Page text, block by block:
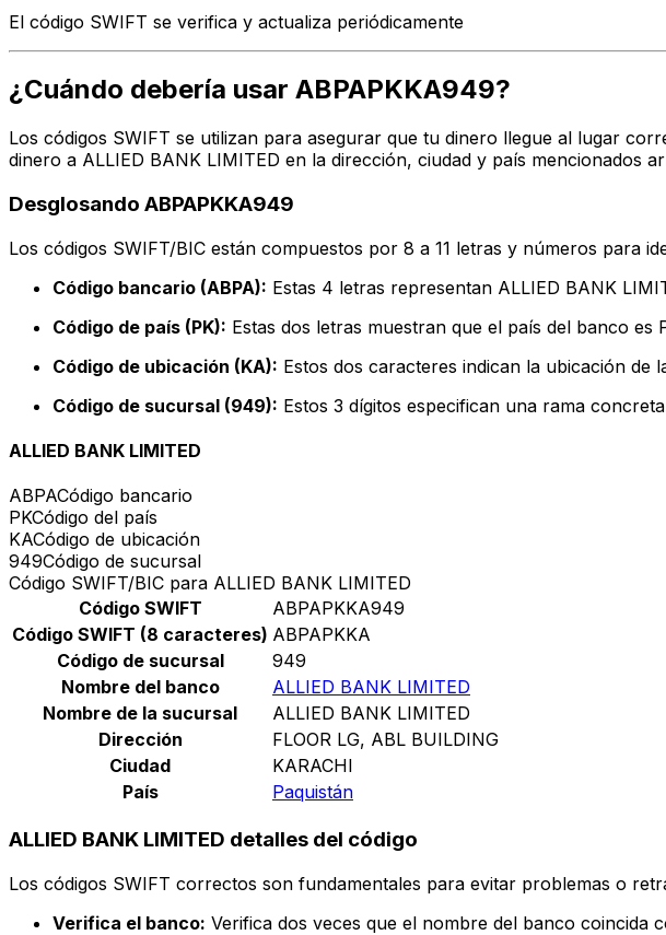
El código SWIFT se verifica y actualiza periódicamente
¿Cuándo debería usar ABPAPKKA949?
Los códigos SWIFT se utilizan para asegurar que tu dinero llegue al lugar
dinero a ALLIED BANK LIMITED en la dirección, ciudad y país mencionados
Desglosando ABPAPKKA949
Los códigos SWIFT/BIC están compuestos por 8 a 11 letras y números para
Código bancario (ABPA): Estas 4 letras representan ALLIED BANK
Código de país (PK): Estas dos letras muestran que el país del banco es
Código de ubicación (KA): Estos dos caracteres indican la ubicación de
Código de sucursal (949): Estos 3 dígitos especifican una rama
ALLIED BANK LIMITED
ABPACódigo bancario
PKCódigo del país
KACódigo de ubicación
949Código de sucursal
Código SWIFT/BIC para ALLIED BANK LIMITED
Código SWIFT
ABPAPKKA949
Código SWIFT (8 caracteres) ABPAPKKA
Código de sucursal
949
Nombre del banco
ALLIED BANK LIMITED
Nombre de la sucursal
ALLIED BANK LIMITED
Dirección
FLOOR LG, ABL BUILDING
Ciudad
KARACHI
País
Paquistán
ALLIED BANK LIMITED detalles del código
Los códigos SWIFT correctos son fundamentales para evitar problemas o
Verifica el banco: Verifica dos veces que el nombre del banco coincida